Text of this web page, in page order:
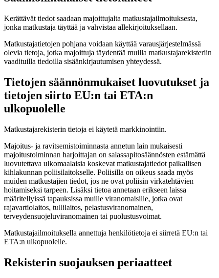
Kerättävät tiedot saadaan majoittujalta matkustajailmoituksesta,
jonka matkustaja täyttää ja vahvistaa allekirjoituksellaan.
Matkustajatietojen pohjana voidaan käyttää varausjärjestelmässä
olevia tietoja, jotka majoittuja täydentää muilla matkustajarekisteriin
vaadituilla tiedoilla sisäänkirjautumisen yhteydessä.
Tietojen säännönmukaiset luovutukset ja
tietojen siirto EU:n tai ETA:n
ulkopuolelle
Matkustajarekisterin tietoja ei käytetä markkinointiin.
Majoitus- ja ravitsemistoiminnasta annetun lain mukaisesti
majoitustoiminnan harjoittajan on salassapitosäännösten estämättä
luovutettava ulkomaalaisia koskevat matkustajatiedot paikallisen
kihlakunnan poliisilaitokselle. Poliisilla on oikeus saada myös
muiden matkustajien tiedot, jos ne ovat poliisin virkatehtävien
hoitamiseksi tarpeen. Lisäksi tietoa annetaan erikseen laissa
määritellyissä tapauksissa muille viranomaisille, jotka ovat
rajavartiolaitos, tullilaitos, pelastusviranomainen,
terveydensuojeluviranomainen tai puolustusvoimat.
Matkustajailmoituksella annettuja henkilötietoja ei siirretä EU:n tai
ETA:n ulkopuolelle.
Rekisterin suojauksen periaatteet